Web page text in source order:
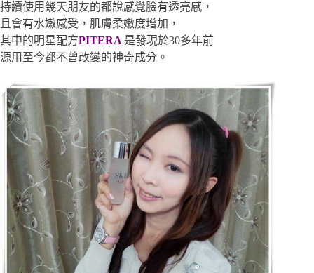
持續使用幾天朋友的都說感覺臉有透亮感，
且會有水嫩感受，肌膚柔嫩度增加，
其中的明星配方PITERA 是發現於30多年前
源用至今都不曾改變的神奇成分。